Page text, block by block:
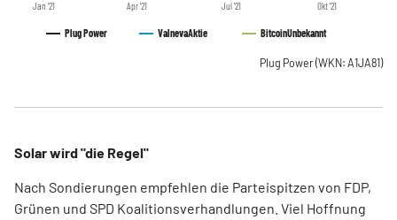
Plug Power ValnevaAktie BitcoinUnbekannt
Jan '21 Apr '21 Jul '21 Okt '21
Plug Power(WKN: A1JA81)
Solar wird "die Regel"
Nach Sondierungen empfehlen die Parteispitzen von FDP,
Grünen und SPD Koalitionsverhandlungen. Viel Hoffnung